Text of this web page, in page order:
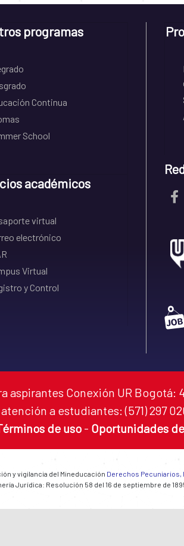
programas
Continua
School
académicos
virtual
electrónico
Virtual
y Control
aspirantes Conexión UR Bogotá:
a estudiantes: (571) 297
de uso - Oportunidades
y vigilancia del Mineducación Derechos
Jurídica: Resolución 58 del 16 de septiembre de